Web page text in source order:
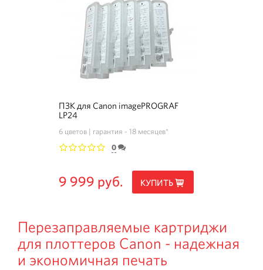
ПЗК для Canon imagePROGRAF
LP24
6 цветов гарантия - 18 месяцев*
0
9 999 руб. КУПИТЬ
Перезаправляемые картриджи
для плоттеров Canon - надежная
и экономичная печать